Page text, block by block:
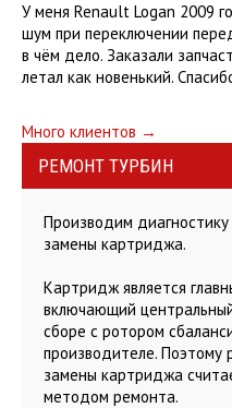
У меня Renault Logan 2009
шум при переключении
в чём дело. Заказали
летал как новенький.
Post
navigation
Много клиентов →
РЕМОНТ ТУРБИН
Производим
замены картриджа.
Картридж является
включающий
сборе с ротором
производителе. Поэтому
замены картриджа
методом ремонта.